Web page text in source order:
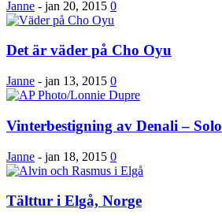
Janne - jan 20, 2015 0
Det är väder på Cho Oyu
Janne - jan 13, 2015 0
Vinterbestigning av Denali – Solo
Janne - jan 18, 2015 0
Tälttur i Elgå, Norge